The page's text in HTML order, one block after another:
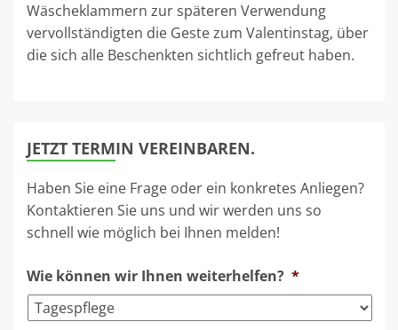
Wäscheklammern zur späteren Verwendung
vervollständigten die Geste zum Valentinstag, über
die sich alle Beschenkten sichtlich gefreut haben.
JETZT TERMIN VEREINBAREN.
Haben Sie eine Frage oder ein konkretes Anliegen?
Kontaktieren Sie uns und wir werden uns so
schnell wie möglich bei Ihnen melden!
Wie können wir Ihnen weiterhelfen? *